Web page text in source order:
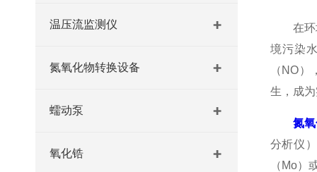
温压流监测仪
氮氧化物转换设备
蠕动泵
氧化锆
在环境
境污染
（NO
生，成
氮
分析仪
（Mo）